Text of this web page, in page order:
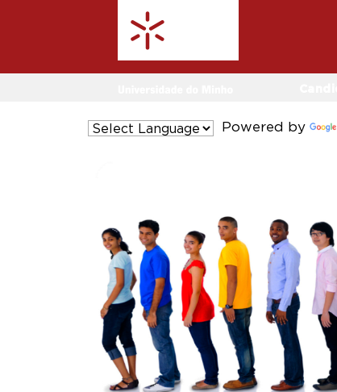
Powered by